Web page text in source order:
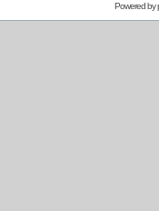
Powered by